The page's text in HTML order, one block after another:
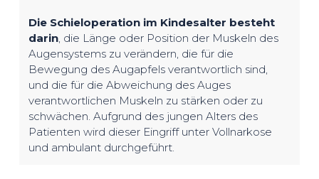
Die Schieloperation im Kindesalter besteht
darin , die Länge oder Position der Muskeln des
Augensystems zu verändern, die für die
Bewegung des Augapfels verantwortlich sind,
und die für die Abweichung des Auges
verantwortlichen Muskeln zu stärken oder zu
schwächen. Aufgrund des jungen Alters des
Patienten wird dieser Eingriff unter Vollnarkose
und ambulant durchgeführt.